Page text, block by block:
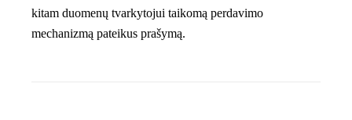
kitam duomenų tvarkytojui taikomą perdavimo
mechanizmą pateikus prašymą.